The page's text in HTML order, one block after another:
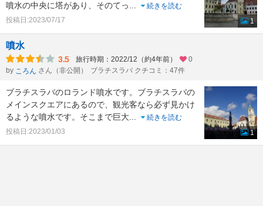
噴水の中央に塔があり、そのてっ...
続きを読む
投稿日:2023/07/17
1
噴水
3.5 旅行時期：2022/12（約4年前）
0
by ころん さん（非公開） ブラチスラバ クチコミ：47件
ブラチスラバのロランド噴水です。ブラチスラバの
メインスクエアにあるので、観光客なら必ず見かけ
るような噴水です。そこまで巨大...
続きを読む
投稿日:2023/01/03
1